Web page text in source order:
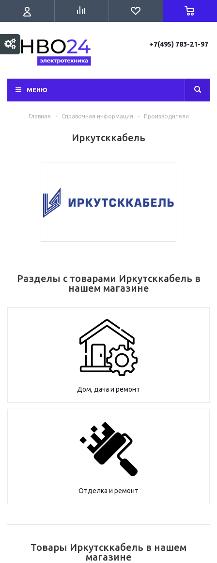
+7(495) 783-21-97
МЕНЮ
Главная - Справочная информация - Производители
Иркутсккабель
Разделы с товарами Иркутсккабель в
нашем магазине
Дом, дача и ремонт
Отделка и ремонт
Товары Иркутсккабель в нашем
магазине